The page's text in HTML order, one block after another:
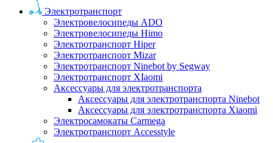
Электротранспорт
Электровелосипеды ADO
Электровелосипеды Himo
Электротранспорт Hiper
Электротранспорт Mizar
Электротранспорт Ninebot by Segway
Электротранспорт XIaomi
Аксессуары для электротранспорта
Аксессуары для электротранспорта Ninebot
Аксессуары для электротранспорта Xiaomi
Электросамокаты Carmega
Электротранспорт Accesstyle